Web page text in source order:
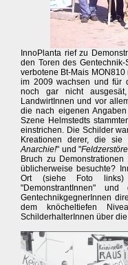
InnoPlanta rief zu
den Toren des
verbotene Bt-Mais
im 2009 wachsen und für
noch gar nicht
LandwirtInnen und vor
die nach eigenen
Szene Helmstedts
einstrichen. Die Schilder
Kreationen derer, die
Anarchie!" und "
Bruch zu
üblicherweise besuchte?
Ort (siehe Foto
"DemonstrantInnen"
GentechnikgegnerInnen
dem knöcheltiefen
SchilderhalterInnen über